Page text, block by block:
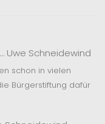
Uwe Schneidewind
schon in vielen
Bürgerstiftung dafür